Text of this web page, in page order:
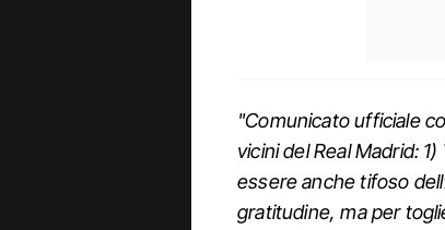
"Comunicato ufficiale
vicini del Real Madrid:
essere anche tifoso
gratitudine, ma per